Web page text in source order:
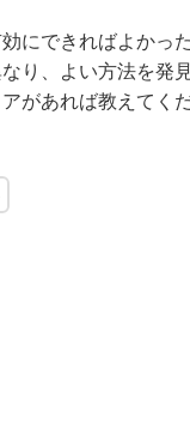
にできればよかっ
り、よい方法を発
があれば教えてくだ